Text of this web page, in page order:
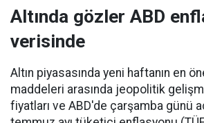
Altında gözler ABD
verisinde
Altın piyasasında yeni haftanın en
maddeleri arasında jeopolitik
fiyatları ve ABD'de çarşamba günü